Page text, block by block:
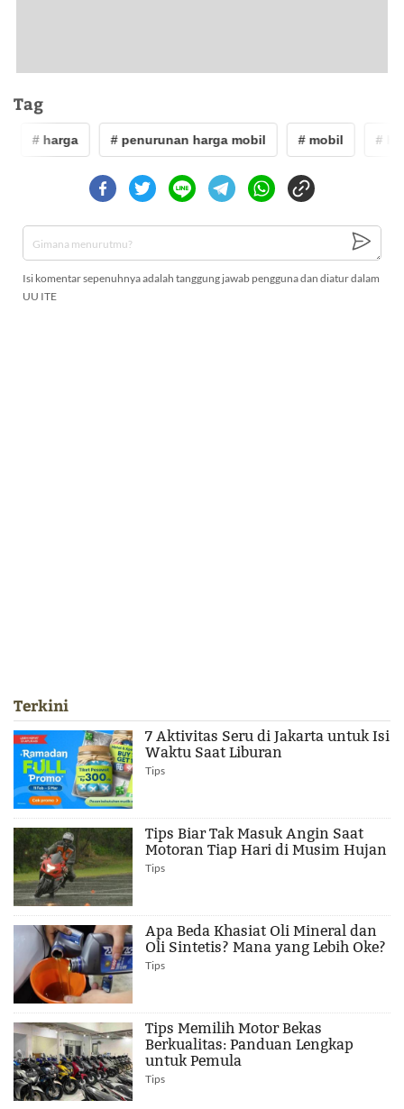
Tag
# harga # penurunan harga mobil # mobil #
Isi komentar sepenuhnya adalah tanggung jawab pengguna dan diatur dalam
UU ITE
Terkini
7 Aktivitas Seru di Jakarta untuk Isi
Waktu Saat Liburan
Tips
Tips Biar Tak Masuk Angin Saat
Motoran Tiap Hari di Musim Hujan
Tips
Apa Beda Khasiat Oli Mineral dan
Oli Sintetis? Mana yang Lebih Oke?
Tips
Tips Memilih Motor Bekas
Berkualitas: Panduan Lengkap
untuk Pemula
Tips